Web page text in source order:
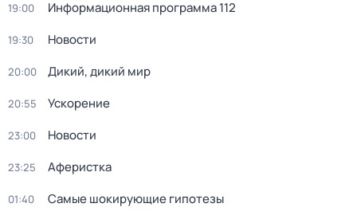
19:00 Информационная программа 112
19:30 Новости
20:00 Дикий, дикий мир
20:55 Ускорение
23:00 Новости
23:25 Аферистка
01:40 Самые шoкиpующие гипотезы